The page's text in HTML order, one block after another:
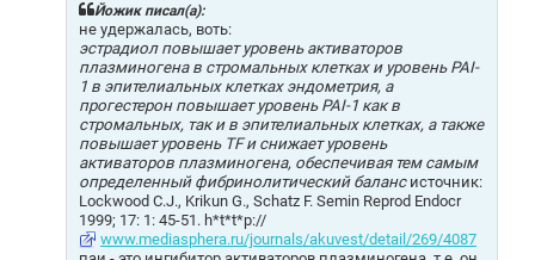
Йожик писал(а):
не удержалась, воть:
эстрадиол повышает уровень активаторов
плазминогена в стромальных клетках и уровень PAI-
1 в эпителиальных клетках эндометрия, а
прогестерон повышает уровень PAI-1 как в
стромальных, так и в эпителиальных клетках, а также
повышает уровень TF и снижает уровень
активаторов плазминогена, обеспечивая тем самым
определенный фибринолитический балансисточник:
Lockwood C.J., Krikun G., Schatz F. Semin Reprod Endocr
1999; 17: 1: 45-51. h*t*t*p://
www.mediasphera.ru/journals/akuvest/detail/269/4087